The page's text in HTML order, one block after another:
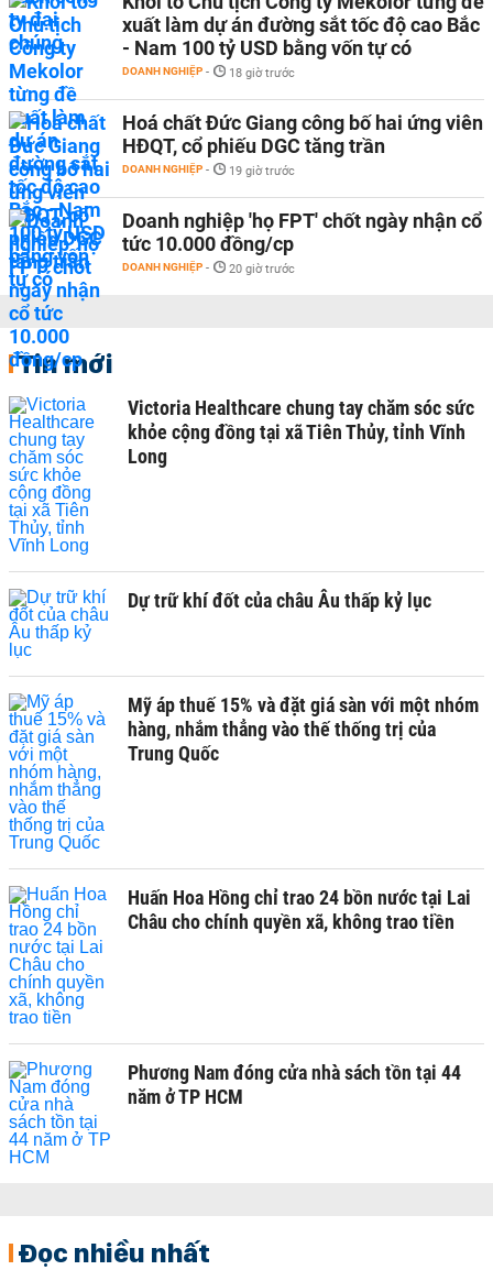
xuất làm dự án đường sắt tốc độ cao Bắc
- Nam 100 tỷ USD bằng vốn tự có
DOANH NGHIỆP - 18 giờ trước
Hoá chất Đức Giang công bố hai ứng viên
HĐQT, cổ phiếu DGC tăng trần
DOANH NGHIỆP - 19 giờ trước
Doanh nghiệp 'họ FPT' chốt ngày nhận cổ
tức 10.000 đồng/cp
DOANH NGHIỆP - 20 giờ trước
Tin mới
Victoria Healthcare chung tay chăm sóc sức
khỏe cộng đồng tại xã Tiên Thủy, tỉnh Vĩnh
Long
Dự trữ khí đốt của châu Âu thấp kỷ lục
Mỹ áp thuế 15% và đặt giá sàn với một nhóm
hàng, nhắm thẳng vào thế thống trị của
Trung Quốc
Huấn Hoa Hồng chỉ trao 24 bồn nước tại Lai
Châu cho chính quyền xã, không trao tiền
Phương Nam đóng cửa nhà sách tồn tại 44
năm ở TP HCM
Đọc nhiều nhất